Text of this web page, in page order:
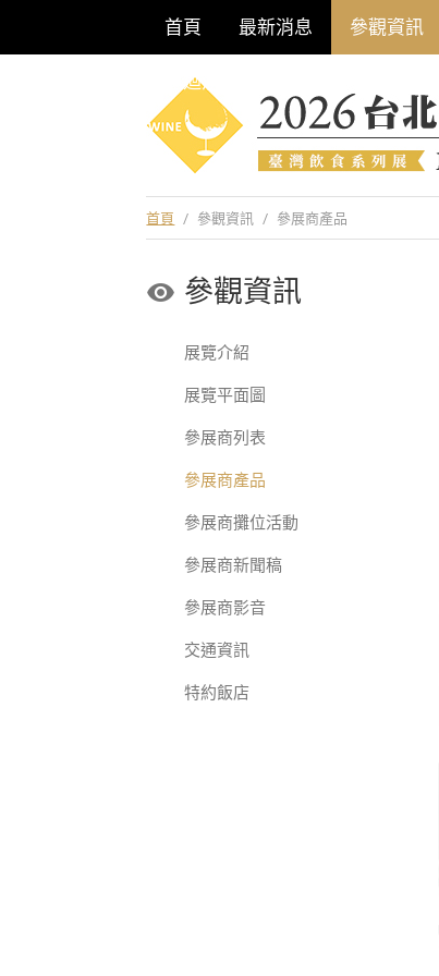
首頁 最新消息 參觀資訊
巡迴酒展系列
首頁 / 參觀資訊 / 參展商產品
參觀資訊
展覽介紹
展覽平面圖
參展商列表
參展商產品
參展商攤位活動
參展商新聞稿
參展商影音
交通資訊
特約飯店